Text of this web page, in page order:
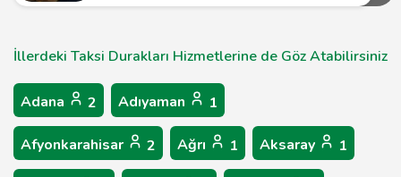
İllerdeki Taksi Durakları Hizmetlerine de Göz Atabilirsiniz
Adana 2 Adıyaman 1
Afyonkarahisar 2 Ağrı 1 Aksaray 1